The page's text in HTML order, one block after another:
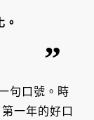
句口號。時
一年的好口